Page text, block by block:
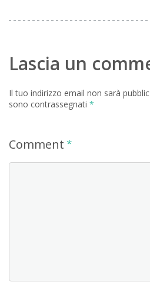
Lascia un
Il tuo indirizzo email non sarà
sono contrassegnati *
Comment *